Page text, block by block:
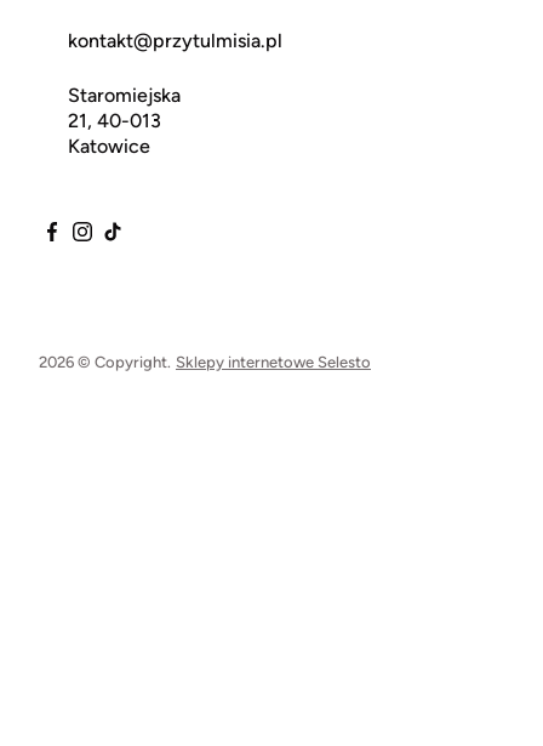
kontakt@przytulmisia.pl
Staromiejska
21, 40-013
Katowice
2026 © Copyright. Sklepy internetowe Selesto